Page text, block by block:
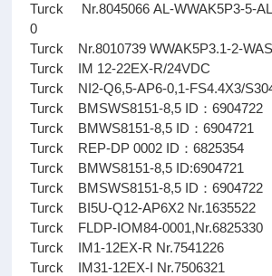
Turck Nr.8045066 AL-WWAK5P3-5-
0
Turck Nr.8010739 WWAK5P3.1-2-
Turck IM 12-22EX-R/24VDC
Turck NI2-Q6,5-AP6-0,1-FS4.4X3/
Turck BMSWS8151-8,5 ID：6904722
Turck BMWS8151-8,5 ID：6904721
Turck REP-DP 0002 ID：6825354
Turck BMWS8151-8,5 ID:6904721
Turck BMSWS8151-8,5 ID：6904722
Turck BI5U-Q12-AP6X2 Nr.1635522
Turck FLDP-IOM84-0001,Nr.6825330
Turck IM1-12EX-R Nr.7541226
Turck IM31-12EX-I Nr.7506321